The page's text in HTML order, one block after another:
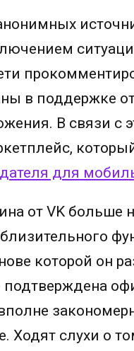
в поддержке
В связи с
для
от VK больше
которой он
слухи о